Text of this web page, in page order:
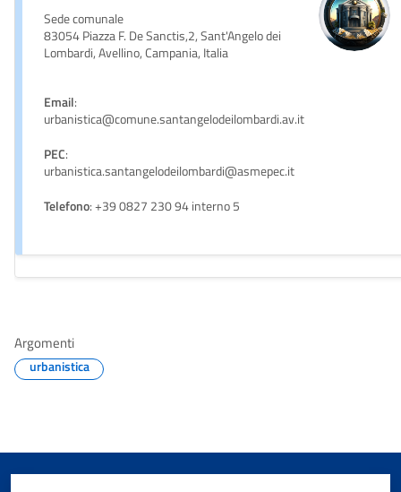
Sede comunale
83054 Piazza F. De Sanctis,2, Sant'Angelo dei
Lombardi, Avellino, Campania, Italia
Email:
urbanistica@comune.santangelodeilombardi.av.it
PEC:
urbanistica.santangelodeilombardi@asmepec.it
Telefono: +39 0827 230 94 interno 5
Argomenti
urbanistica